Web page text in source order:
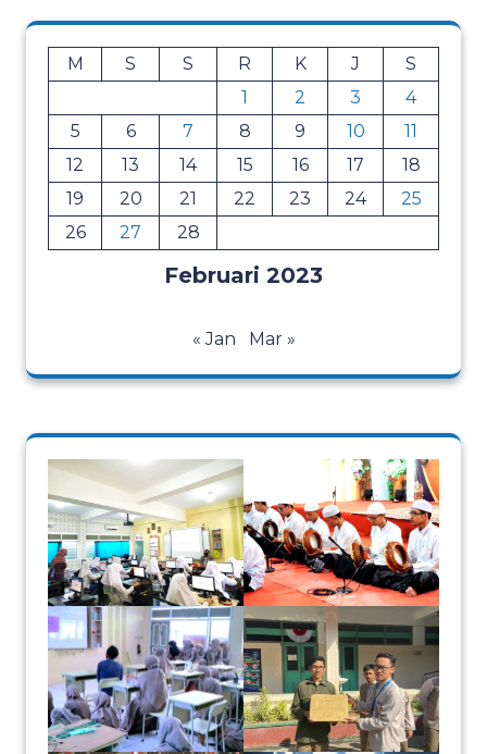
Februari 2023
M S S R K J
S
1
2 3
4
5
6 7 8 9 10
11
12
13 14 15 16 17
18
19
20 21 22 23 24
25
26
27 28
« Jan Mar »